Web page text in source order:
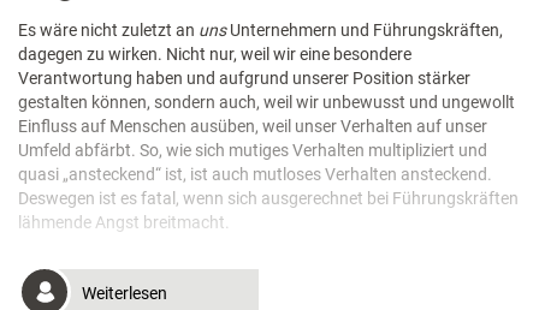
Es wäre nicht zuletzt an unsUnternehmern und Führungskräften,
dagegen zu wirken. Nicht nur, weil wir eine besondere
Verantwortung haben und aufgrund unserer Position stärker
gestalten können, sondern auch, weil wir unbewusst und ungewollt
Einfluss auf Menschen ausüben, weil unser Verhalten auf unser
Umfeld abfärbt. So, wie sich mutiges Verhalten multipliziert und
quasi „ansteckend“ ist, ist auch mutloses Verhalten ansteckend.
Deswegen ist es fatal, wenn sich ausgerechnet bei Führungskräften
lähmende Angst breitmacht.
Weiterlesen